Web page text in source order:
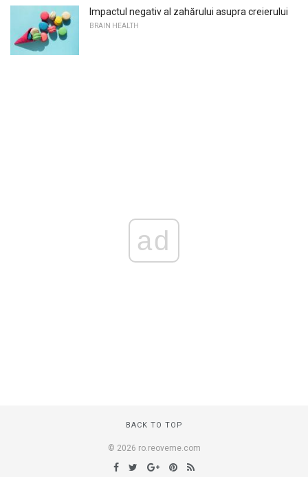
Impactul negativ al zahărului asupra creierului
BRAIN HEALTH
ad
BACK TO TOP
© 2026 ro.reoveme.com